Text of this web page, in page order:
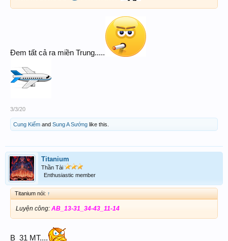
Đem tất cả ra miền Trung.....
3/3/20
Cung Kiếm and Sung A Sướng like this.
Titanium
Thần Tài
Enthusiastic member
Titanium nói: ↑
Luyện công: AB_13-31_34-43_11-14
B_31 MT....